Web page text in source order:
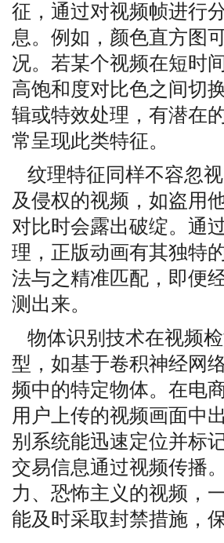
征，通过对视频帧进行
息。例如，颜色直方图
况。若某个视频在短时
高饱和度对比色之间切
辑或特效处理，有潜在
常呈现此类特征。
纹理特征同样不容忽
及侵权的视频，如盗用
对比时会露出破绽。通
理，正版动画有其独特
法与之精准匹配，即便
测出来。
物体识别技术在视频
型，如基于卷积神经网
频中的特定物体。在电
用户上传的视频画面中
别系统能迅速定位并标
交易信息通过视频传播
力、恐怖主义的视频，
能及时采取封禁措施，